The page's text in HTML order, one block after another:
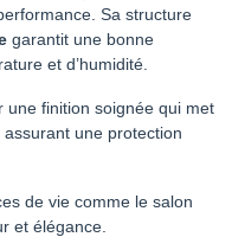
Sa structure
garantit une bonne
et d’humidité.
une finition soignée qui met
une protection
de vie comme le salon
et élégance.